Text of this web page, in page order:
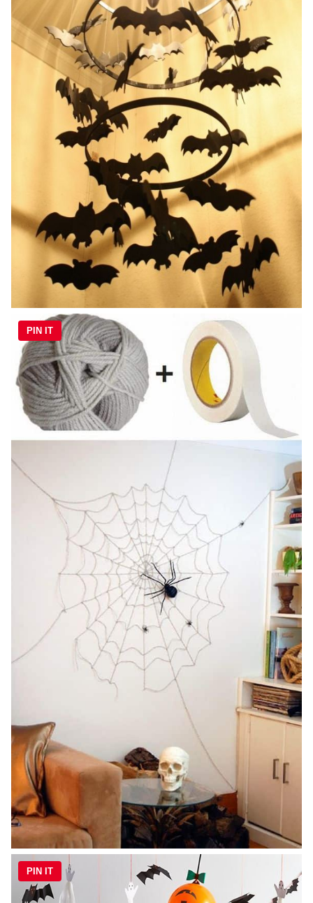
PIN IT
PIN IT